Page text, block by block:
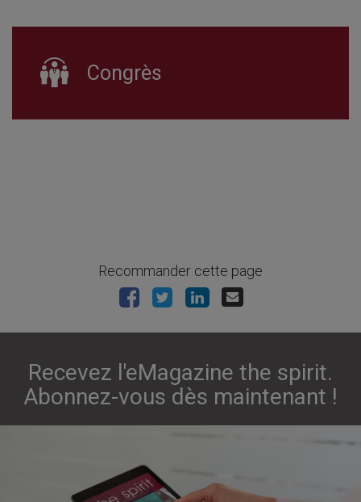
Congrès
Recommander cette page
Recevez l'eMagazine the spirit.
Abonnez-vous dès maintenant !